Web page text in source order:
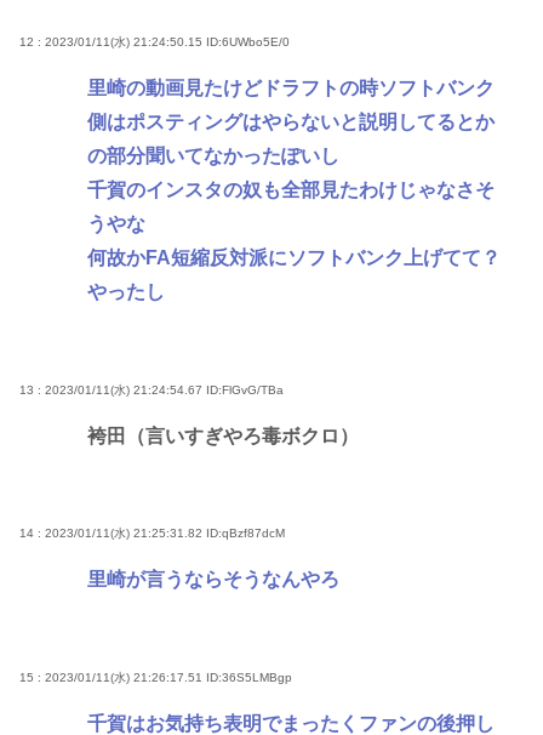
12 : 2023/01/11(水) 21:24:50.15 ID:6UWbo5E/0
里崎の動画見たけどドラフトの時ソフトバンク
側はポスティングはやらないと説明してるとか
の部分聞いてなかったぽいし
千賀のインスタの奴も全部見たわけじゃなさそ
うやな
何故かFA短縮反対派にソフトバンク上げてて？
やったし
13 : 2023/01/11(水) 21:24:54.67 ID:FlGvG/TBa
袴田（言いすぎやろ毒ボクロ）
14 : 2023/01/11(水) 21:25:31.82 ID:qBzf87dcM
里崎が言うならそうなんやろ
15 : 2023/01/11(水) 21:26:17.51 ID:36S5LMBgp
千賀はお気持ち表明でまったくファンの後押し